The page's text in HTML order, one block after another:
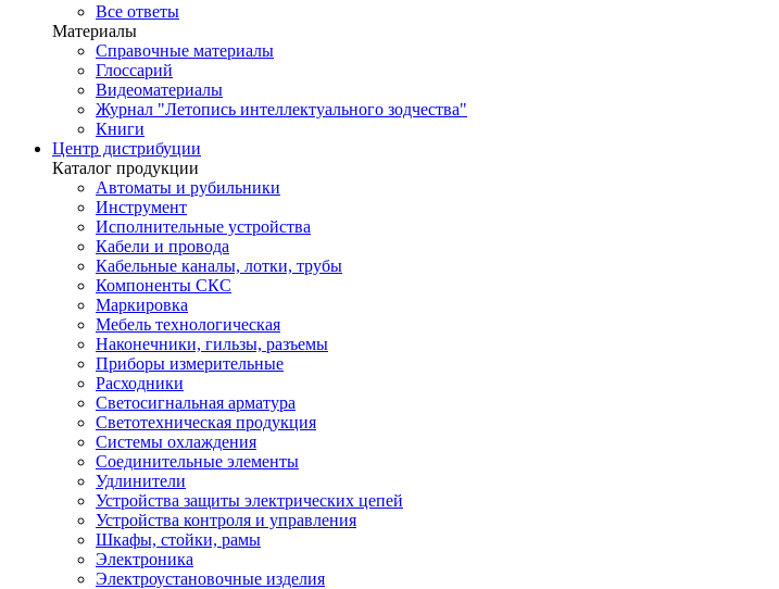
Все ответы
Материалы
Справочные материалы
Глоссарий
Видеоматериалы
Журнал "Летопись интеллектуального зодчества"
Книги
Центр дистрибуции
Каталог продукции
Автоматы и рубильники
Инструмент
Исполнительные устройства
Кабели и провода
Кабельные каналы, лотки, трубы
Компоненты СКС
Маркировка
Мебель технологическая
Наконечники, гильзы, разъемы
Приборы измерительные
Расходники
Светосигнальная арматура
Светотехническая продукция
Системы охлаждения
Соединительные элементы
Удлинители
Устройства защиты электрических цепей
Устройства контроля и управления
Шкафы, стойки, рамы
Электроника
Электроустановочные изделия